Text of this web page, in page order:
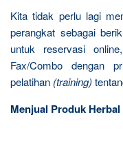
Kita tidak perlu lagi
perangkat sebagai
untuk reservasi
Fax/Combo dengan
pelatihan (training)
Menjual Produk Herbal